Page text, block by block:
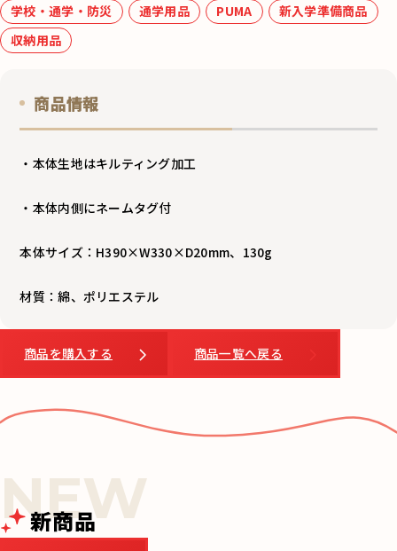
学校・通学・防災 通学用品 PUMA
新入学準備商品
収納用品
商品情報
・本体生地はキルティング加工
・本体内側にネームタグ付
本体サイズ：H390×W330×D20mm、130g
材質：綿、ポリエステル
商品を購入する 商品一覧へ戻る
新商品